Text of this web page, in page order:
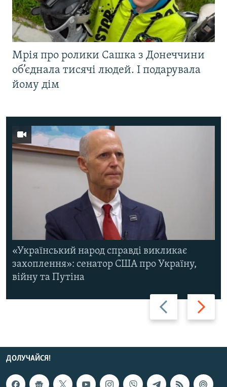
Мрія про ролики Сашка з Донеччини
об’єднала тисячі людей. І подарувала
йому дім
Назад Вперед
«Український народ справді викликає
захоплення»: сенатор США про Україну,
війну та Путіна
ДОЛУЧАЙСЯ!